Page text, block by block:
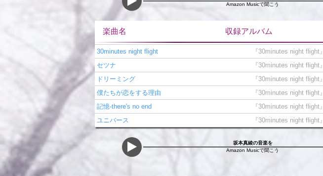
Amazon Musicで聞こう
楽曲名 収録アルバム
30minutes night flight
『30minutes night flight』
セツナ
『30minutes night flight』
ドリーミング
『30minutes night flight』
僕たちが恋をする理由
『30minutes night flight』
記憶-there's no end
『30minutes night flight』
ユニバース
『30minutes night flight』
坂本真綾の音楽を
Amazon Musicで聞こう